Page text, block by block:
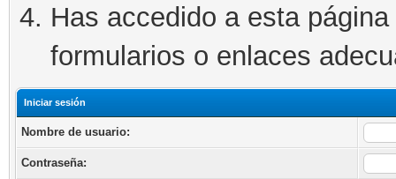
Has accedido a esta
formularios o enlaces
Iniciar sesión
Nombre de usuario:
Contraseña: